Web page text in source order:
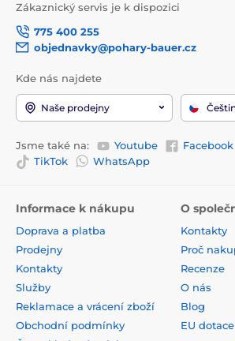
Zákaznický servis je k dispozici
775 400 255
objednavky@pohary-bauer.cz
Kde nás najdete
Naše prodejny
Jsme také na: Youtube Facebook
TikTok
WhatsApp
Informace k nákupu
Doprava a platba
Prodejny
Kontakty
Služby
Reklamace a vrácení zboží
Obchodní podmínky
O
Kontakty
Proč
Recenze
O nás
Blog
EU dotace